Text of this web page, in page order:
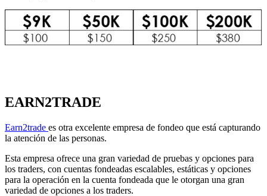
EARN2TRADE
Earn2trade es otra excelente empresa de fondeo que está capturando
la atención de las personas.
Esta empresa ofrece una gran variedad de pruebas y opciones para
los traders, con cuentas fondeadas escalables, estáticas y opciones
para la operación en la cuenta fondeada que le otorgan una gran
variedad de opciones a los traders.